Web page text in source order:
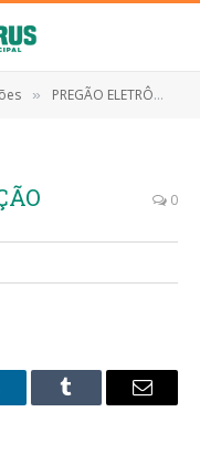
» PREGÃO ELETRÔNICO Nº 040/2022 (REGISTRO DE PREÇO PARA FUTURA CONTRATAÇÃO DE EMPRESA ESPECIALIZADA NA PRESTAÇÃO DE SERVIÇOS TÉCNICOS DE COMUNICAÇÃO AUDIOVISUAL)
0
Tumblr
E-